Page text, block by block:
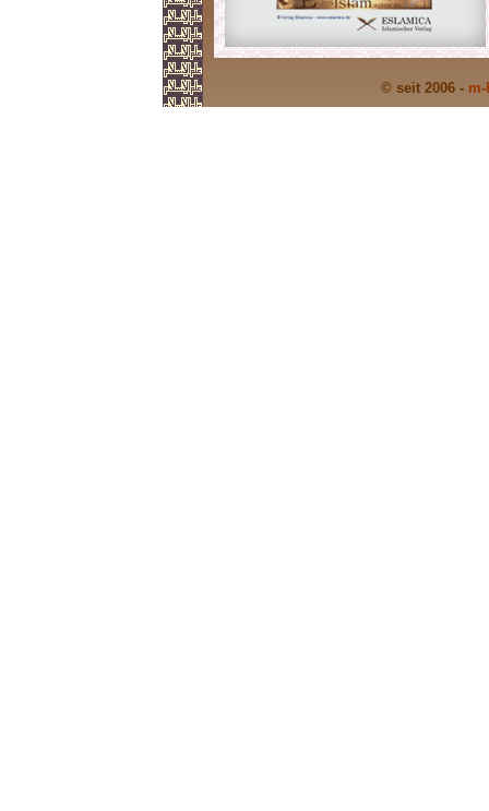
© seit 2006 -